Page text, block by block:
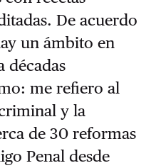
De acuerdo
un ámbito en
décadas
me refiero al
y la
de 30 reformas
Penal desde